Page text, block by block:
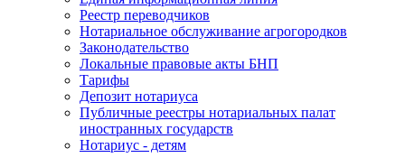
Реестр переводчиков
Нотариальное обслуживание агрогородков
Законодательство
Локальные правовые акты БНП
Тарифы
Депозит нотариуса
Публичные реестры нотариальных палат
иностранных государств
Нотариус - детям